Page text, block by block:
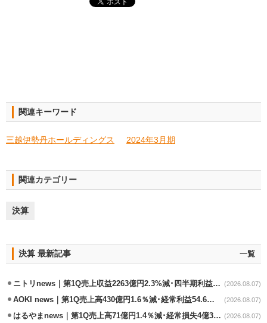
関連キーワード
三越伊勢丹ホールディングス 2024年3月期
関連カテゴリー
決算
決算 最新記事 一覧
ニトリnews｜第1Q売上収益2263億円2.3%減･四半期利益1.4％減 (2026.08.07)
AOKI news｜第1Q売上高430億円1.6％減･経常利益54.6％減 (2026.08.07)
はるやまnews｜第1Q売上高71億円1.4％減･経常損失4億3800万円 (2026.08.07)